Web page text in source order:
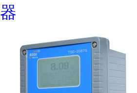
器